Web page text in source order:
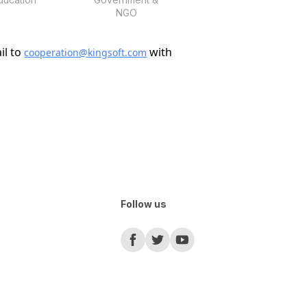
NGO
tocooperation@kingsoft.com with
Follow us